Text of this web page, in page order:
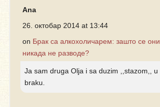
Ana
26. октобар 2014 at 13:44
on Брак са алкохоличарем: зашто се они
никада не разводе?
Ja sam druga Olja i sa duzim ,,stazom,, u
braku.